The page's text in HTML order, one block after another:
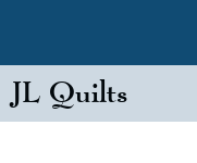
JL Quilts